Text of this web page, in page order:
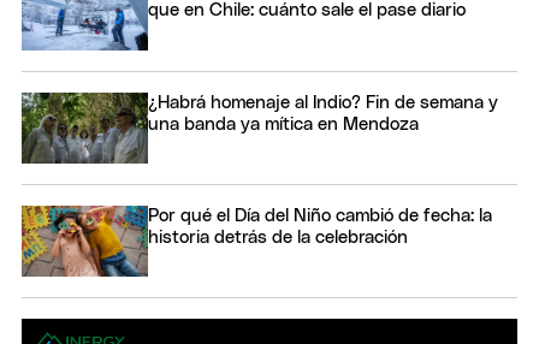
que en Chile: cuánto sale el pase diario
¿Habrá homenaje al Indio? Fin de semana y
una banda ya mítica en Mendoza
Por qué el Día del Niño cambió de fecha: la
historia detrás de la celebración